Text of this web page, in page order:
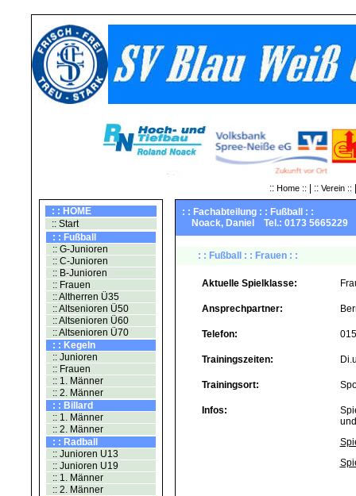
:: Home :: | :: Verein ::
: : HOME
:: Start
: : Fußball
:: G-Junioren
:: C-Junioren
:: B-Junioren
:: Frauen
:: Altherren Ü35
:: Altsenioren Ü50
:: Altsenioren Ü60
:: Altsenioren Ü70
: : Kegeln
:: Junioren
:: Frauen
:: 1. Männer
:: 2. Männer
: : Billard
:: 1. Männer
:: 2. Männer
: : Radball
:: Junioren U13
:: Junioren U19
:: 1. Männer
:: 2. Männer
: : Fachabteilung : : Fußball : :
Noack, Daniel Tel.: 0173
: : Fußball : : Frauen : :
Aktuelle Spielklasse:
Ansprechpartner:
Telefon:
Trainingszeiten:
Trainingsort:
Infos: